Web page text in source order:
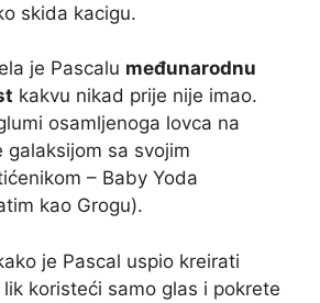
skida kacigu.
je Pascalu međunarodnu
kakvu nikad prije nije imao.
osamljenoga lovca na
galaksijom sa svojim
– Baby Yoda
kao Grogu).
je Pascal uspio kreirati
koristeći samo glas i pokrete